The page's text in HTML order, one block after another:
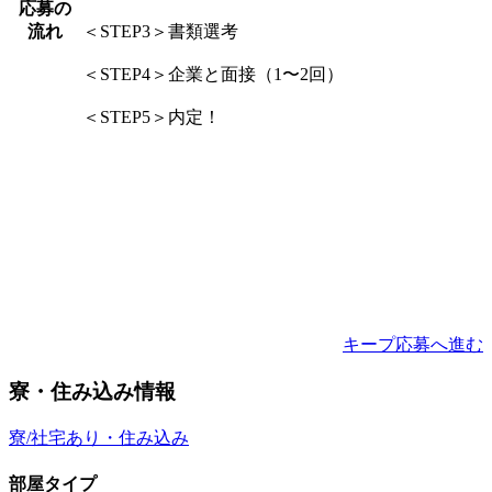
応募の
流れ
＜STEP3＞書類選考
＜STEP4＞企業と面接（1〜2回）
＜STEP5＞内定！
キープ応募へ進む
寮・住み込み情報
寮/社宅あり・住み込み
部屋タイプ